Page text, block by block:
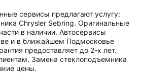
сервисы предлагают услугу:
Chrysler Sebring. Оригинальные
в наличии. Автосервисы
и в ближайшем Подмосковье
предоставляет до 2-х лет.
Замена стеклоподъемника
цены.